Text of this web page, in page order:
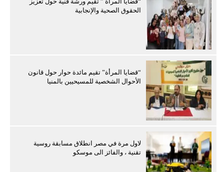
الحقوق الصحية والإنجابية
“قضايا المرأة” تقيم مائدة حوار حول قانون
الأحوال الشخصية للمسيحيين بالمنيا
لاول مرة في مصر انطلاق مسابقة روسية
تقنية ، والفائز الى موسكو